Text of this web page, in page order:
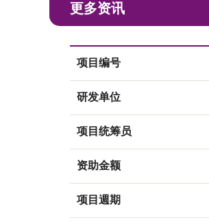
更多资讯
项目编号
研发单位
项目统筹员
资助金额
项目週期